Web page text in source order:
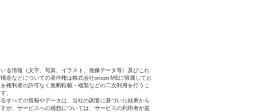
る情報（文字、写真、イラスト、画像データ等）及びこれ
造などについての著作権は株式会社oricon MEに帰属してお
権利者の許可なく無断転載・複製などの二次利用を行うこ
。
すべての情報やデータは、当社の調査に基づいた結果から
が、サービスへの感想については、サービスの利用者が提